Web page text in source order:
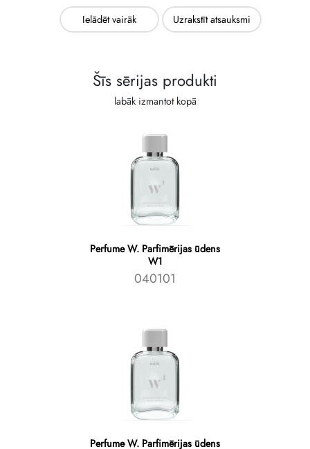
Ielādēt vairāk Uzrakstīt atsauksmi
Šīs sērijas produkti
labāk izmantot kopā
Perfume W. Parfimērijas ūdens
W1
040101
Perfume W. Parfimērijas ūdens